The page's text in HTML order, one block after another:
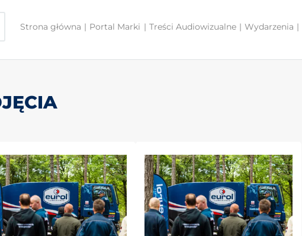
Strona główna | Portal Marki | Treści Audiowizualne | Wydarzenia |